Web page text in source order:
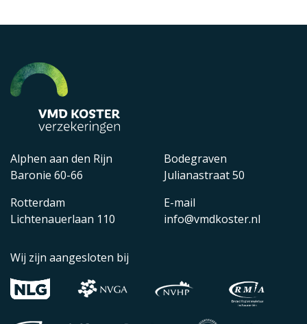
Alphen aan den Rijn
Baronie 60-66
Rotterdam
Lichtenauerlaan 110
Bodegraven
Julianastraat 50
E-mail
info@vmdkoster.nl
Wij zijn aangesloten bij